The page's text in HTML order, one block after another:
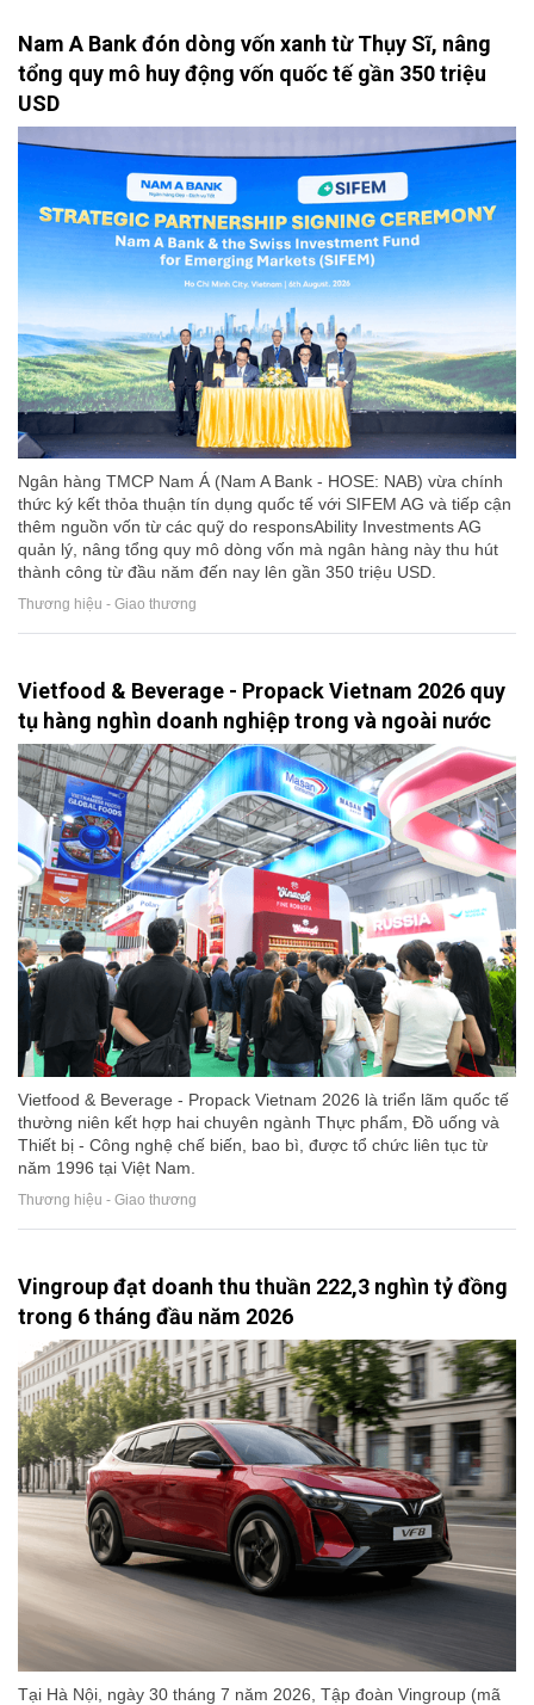
Nam A Bank đón dòng vốn xanh từ Thụy Sĩ, nâng
tổng quy mô huy động vốn quốc tế gần 350 triệu
USD
Ngân hàng TMCP Nam Á (Nam A Bank - HOSE: NAB) vừa chính
thức ký kết thỏa thuận tín dụng quốc tế với SIFEM AG và tiếp cận
thêm nguồn vốn từ các quỹ do responsAbility Investments AG
quản lý, nâng tổng quy mô dòng vốn mà ngân hàng này thu hút
thành công từ đầu năm đến nay lên gần 350 triệu USD.
Thương hiệu - Giao thương
Vietfood & Beverage - Propack Vietnam 2026 quy
tụ hàng nghìn doanh nghiệp trong và ngoài nước
Vietfood & Beverage - Propack Vietnam 2026 là triển lãm quốc tế
thường niên kết hợp hai chuyên ngành Thực phẩm, Đồ uống và
Thiết bị - Công nghệ chế biến, bao bì, được tổ chức liên tục từ
năm 1996 tại Việt Nam.
Thương hiệu - Giao thương
Vingroup đạt doanh thu thuần 222,3 nghìn tỷ đồng
trong 6 tháng đầu năm 2026
Tại Hà Nội, ngày 30 tháng 7 năm 2026, Tập đoàn Vingroup (mã